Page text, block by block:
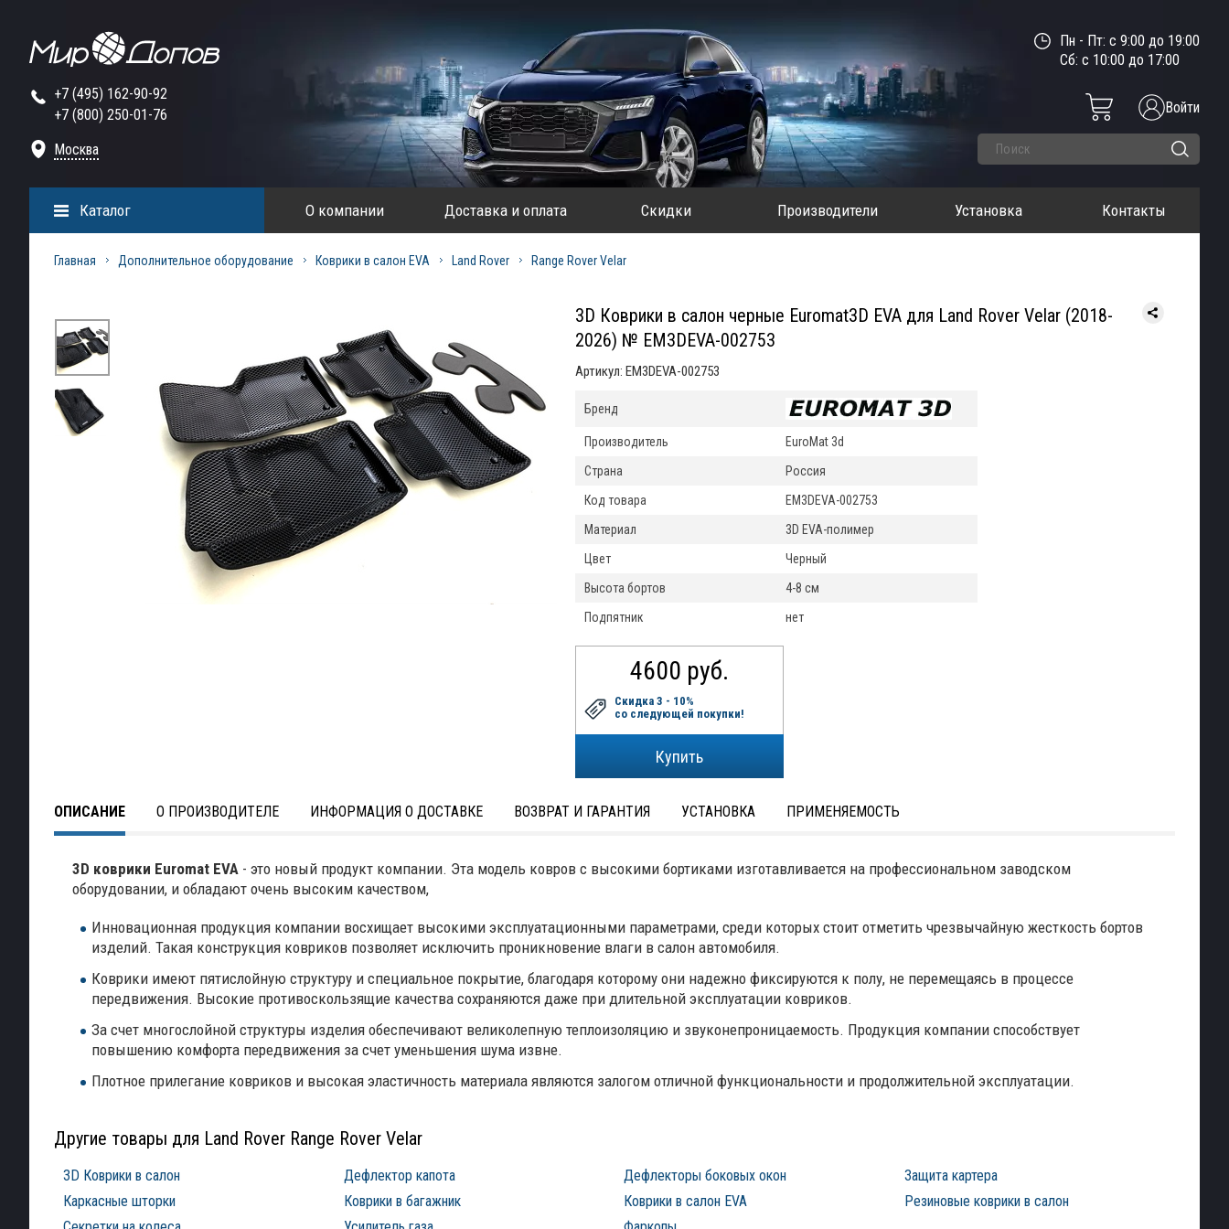
+7 (495) 162-90-92
+7 (800) 250-01-76
Москва
Пн - Пт: с 9:00 до 19:00
Сб: с 10:00 до 17:00
Войти
О компании Доставка и оплата Скидки Производители Установка Контакты
Каталог
Главная Дополнительное оборудование Коврики в салон EVA Land Rover Range Rover Velar
3D Коврики в салон черные Euromat3D EVA для Land Rover Velar (2018-
2026) № EM3DEVA-002753
Артикул: EM3DEVA-002753
4600 руб.
Скидка 3 - 10%
со следующей покупки!
Бренд
Производитель
EuroMat 3d
Страна
Россия
Код товара
EM3DEVA-002753
Материал
3D EVA-полимер
Цвет
Черный
Высота бортов
4-8 см
Подпятник
нет
ОПИСАНИЕ О ПРОИЗВОДИТЕЛЕ ИНФОРМАЦИЯ О ДОСТАВКЕ ВОЗВРАТ И ГАРАНТИЯ УСТАНОВКА ПРИМЕНЯЕМОСТЬ
3D коврики Euromat EVA - это новый продукт компании. Эта модель ковров с высокими бортиками изготавливается на профессиональном заводском
оборудовании, и обладают очень высоким качеством,
Инновационная продукция компании восхищает высокими эксплуатационными параметрами, среди которых стоит отметить чрезвычайную жесткость бортов
изделий. Такая конструкция ковриков позволяет исключить проникновение влаги в салон автомобиля.
Коврики имеют пятислойную структуру и специальное покрытие, благодаря которому они надежно фиксируются к полу, не перемещаясь в процессе
передвижения. Высокие противоскользящие качества сохраняются даже при длительной эксплуатации ковриков.
За счет многослойной структуры изделия обеспечивают великолепную теплоизоляцию и звуконепроницаемость. Продукция компании способствует
повышению комфорта передвижения за счет уменьшения шума извне.
Плотное прилегание ковриков и высокая эластичность материала являются залогом отличной функциональности и продолжительной эксплуатации.
Другие товары для Land Rover Range Rover Velar
3D Коврики в салон Дефлектор капота Дефлекторы боковых окон
Защита картера
Каркасные шторки
Коврики в багажник Коврики в салон EVA
Резиновые коврики в салон